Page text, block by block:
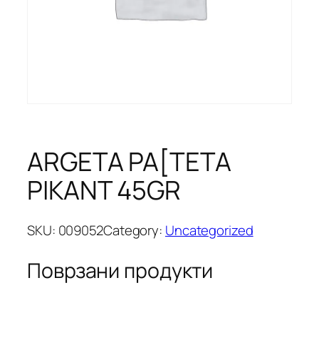
ARGETA PA[TETA
PIKANT 45GR
SKU: 009052Category: Uncategorized
Поврзани продукти